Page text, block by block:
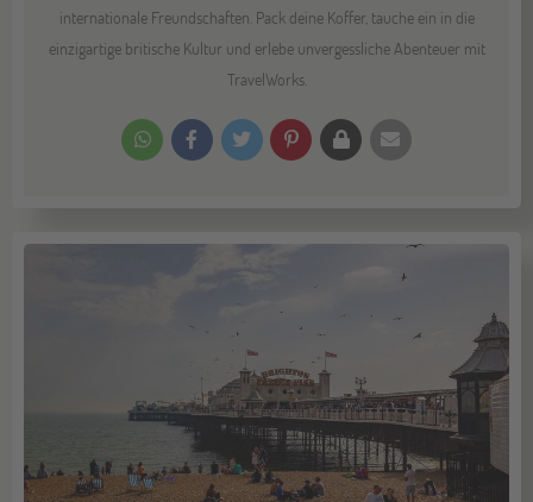
internationale Freundschaften. Pack deine Koffer, tauche ein in die
einzigartige britische Kultur und erlebe unvergessliche Abenteuer mit
TravelWorks.